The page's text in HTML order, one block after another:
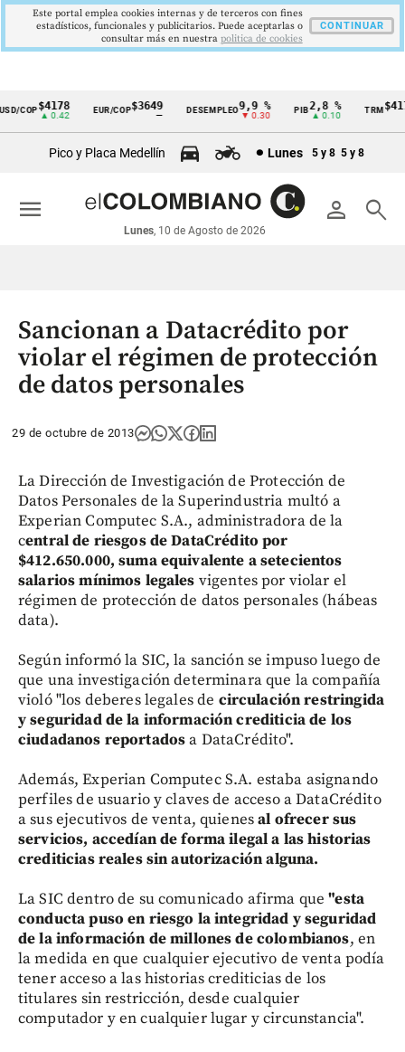
Cintillo
económicos
Colombia
COP$4178
▲ 0.42
EUR/COP$3649 DESEMPLEO 9,9 %
▼ 0.30
PIB2,8 %
▲ 0.10
TRM
Pico y Placa Medellín Lunes 5 y 8 5 y 8
person search
Lunes, 10 de Agosto de 2026
menu
Sancionan a Datacrédito por
violar el régimen de protección
de datos personales
29 de octubre de 2013
La Dirección de Investigación de Protección de
Datos Personales de la Superindustria multó a
Experian Computec S.A., administradora de la
central de riesgos de DataCrédito por
$412.650.000, suma equivalente a setecientos
salarios mínimos legales vigentes por violar el
régimen de protección de datos personales (hábeas
data).
Según informó la SIC, la sanción se impuso luego de
que una investigación determinara que la compañía
violó "los deberes legales de circulación restringida
y seguridad de la información crediticia de los
ciudadanos reportadosa DataCrédito".
Además, Experian Computec S.A. estaba asignando
perfiles de usuario y claves de acceso a DataCrédito
a sus ejecutivos de venta, quienesal ofrecer sus
servicios, accedían de forma ilegal a las historias
crediticias reales sin autorización alguna.
La SIC dentro de su comunicado afirma que"esta
conducta puso en riesgo la integridad y seguridad
de la información de millones de colombianos, en
la medida en que cualquier ejecutivo de venta podía
tener acceso a las historias crediticias de los
titulares sin restricción, desde cualquier
computador y en cualquier lugar y circunstancia".
Este portal emplea cookies internas y de terceros con fines
estadísticos, funcionales y publicitarios. Puede aceptarlas o
consultar más en nuestra politica de cookies
CONTINUAR